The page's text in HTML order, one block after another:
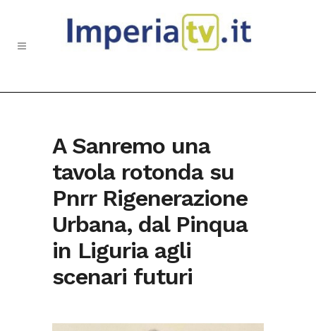
A Sanremo una
tavola rotonda su
Pnrr Rigenerazione
Urbana, dal Pinqua
in Liguria agli
scenari futuri